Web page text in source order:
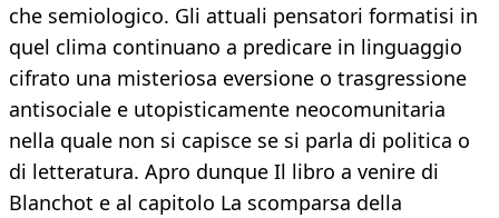
che semiologico. Gli attuali pensatori formatisi in
quel clima continuano a predicare in linguaggio
cifrato una misteriosa eversione o trasgressione
antisociale e utopisticamente neocomunitaria
nella quale non si capisce se si parla di politica o
di letteratura. Apro dunque Il libro a venire di
Blanchot e al capitolo La scomparsa della